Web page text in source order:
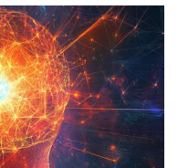
квартиру в